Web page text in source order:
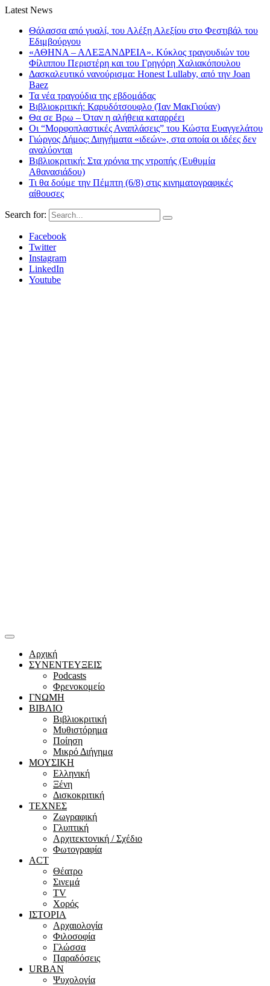
Latest News
Θάλασσα από γυαλί, του Αλέξη Αλεξίου στο Φεστιβάλ του
Εδιμβούργου
«ΑΘΗΝΑ – ΑΛΕΞΑΝΔΡΕΙΑ». Κύκλος τραγουδιών του
Φίλιππου Περιστέρη και του Γρηγόρη Χαλιακόπουλου
Δασκαλευτικό νανούρισμα: Honest Lullaby, από την Joan
Baez
Τα νέα τραγούδια της εβδομάδας
Βιβλιοκριτική: Καρυδότσουφλο (Ίαν ΜακΓιούαν)
Θα σε Βρω – Όταν η αλήθεια καταρρέει
Οι “Μορφοπλαστικές Αναπλάσεις” του Κώστα Ευαγγελάτου
Γιώργος Δήμος: Διηγήματα «ιδεών», στα οποία οι ιδέες δεν
αναλύονται
Βιβλιοκριτική: Στα χρόνια της ντροπής (Ευθυμία
Αθανασιάδου)
Τι θα δούμε την Πέμπτη (6/8) στις κινηματογραφικές
αίθουσες
Search for:
Facebook
Twitter
Instagram
LinkedIn
Youtube
Αρχική
ΣΥΝΕΝΤΕΥΞΕΙΣ
Podcasts
Φρενοκομείο
ΓΝΩΜΗ
ΒΙΒΛΙΟ
Βιβλιοκριτική
Μυθιστόρημα
Ποίηση
Μικρό Διήγημα
ΜΟΥΣΙΚΗ
Ελληνική
Ξένη
Δισκοκριτική
ΤΕΧΝΕΣ
Ζωγραφική
Γλυπτική
Αρχιτεκτονική / Σχέδιο
Φωτογραφία
ACT
Θέατρο
Σινεμά
ΤV
Χορός
ΙΣΤΟΡΙΑ
Αρχαιολογία
Φιλοσοφία
Γλώσσα
Παραδόσεις
URBAN
Ψυχολογία